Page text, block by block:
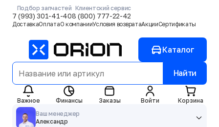
ДоставкаОплатаО компанииУсловия возвратаАкцииСертификаты
Подбор запчастей
7 (993) 301-41-40
Клиентский сервис
8 (800) 777-22-42
Каталог
Найти
Важное Финансы Заказы Войти
Корзина
Ваш менеджер
Александр